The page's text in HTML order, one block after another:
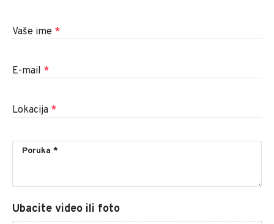
Vaše ime *
E-mail *
Lokacija *
Ubacite video ili foto